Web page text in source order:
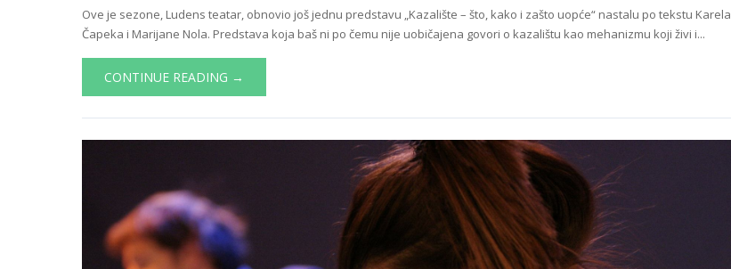
Ove je sezone, Ludens teatar, obnovio još jednu predstavu „Kazalište – što, kako i zašto uopće“ nastalu po tekstu Karela
Čapeka i Marijane Nola. Predstava koja baš ni po čemu nije uobičajena govori o kazalištu kao mehanizmu koji živi i...
CONTINUE READING →